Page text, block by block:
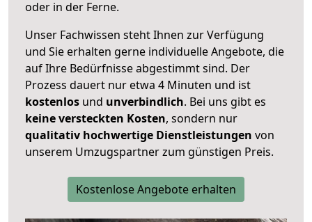
oder in der Ferne.
Unser Fachwissen steht Ihnen zur Verfügung
und Sie erhalten gerne individuelle Angebote, die
auf Ihre Bedürfnisse abgestimmt sind. Der
Prozess dauert nur etwa 4 Minuten und ist
kostenlos und unverbindlich. Bei uns gibt es
keine versteckten Kosten, sondern nur
qualitativ hochwertige Dienstleistungen von
unserem Umzugspartner zum günstigen Preis.
Kostenlose Angebote erhalten